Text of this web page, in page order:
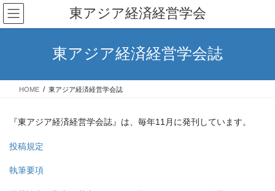
コ
ン
テ
ス
ナ
ビ
ゲ
ン
東アジア経済経営学会
東アジア経済経営学会誌
HOME 東アジア経済経営学会誌
『東アジア経済経営学会誌』は、毎年11月に発刊しています。
投稿規定
執筆要項